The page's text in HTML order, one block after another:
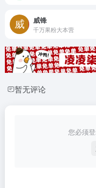
威锋
千万果粉大本营
暂无评论
您必须